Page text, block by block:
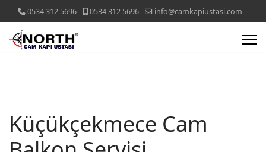
0534 312 5696 0534 312 5696 info@camkapiustasi.com
Küçükçekmece Cam